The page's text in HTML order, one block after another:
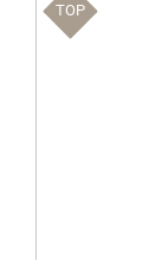
TOP